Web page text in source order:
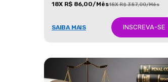
18X R$ 86,00/Mês18X R$ 387,00/Mês
SAIBA MAIS INSCREVA-SE